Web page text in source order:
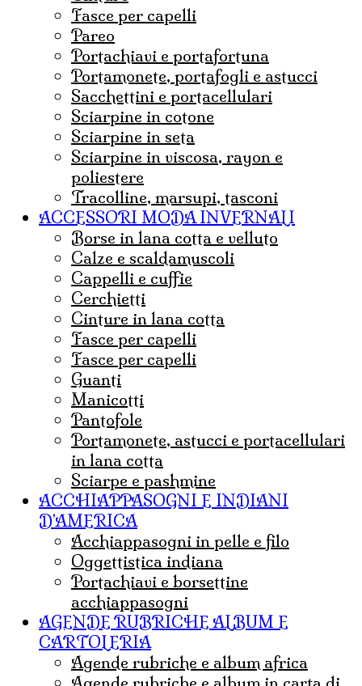
fasce per capelli
pareo
portachiavi e portafortuna
portamonete, portafogli e astucci
sacchettini e portacellulari
sciarpine in cotone
sciarpine in seta
sciarpine in viscosa, rayon e
poliestere
tracolline, marsupi, tasconi
ACCESSORI MODA INVERNALI
borse in lana cotta e velluto
Calze e scaldamuscoli
cappelli e cuffie
Cerchietti
cinture in lana cotta
fasce per capelli
Fasce per capelli
guanti
Manicotti
Pantofole
portamonete, astucci e portacellulari
in lana cotta
sciarpe e pashmine
ACCHIAPPASOGNI E INDIANI
D'AMERICA
acchiappasogni in pelle e filo
Oggettistica indiana
Portachiavi e borsettine
acchiappasogni
AGENDE RUBRICHE ALBUM E
CARTOLERIA
agende rubriche e album africa